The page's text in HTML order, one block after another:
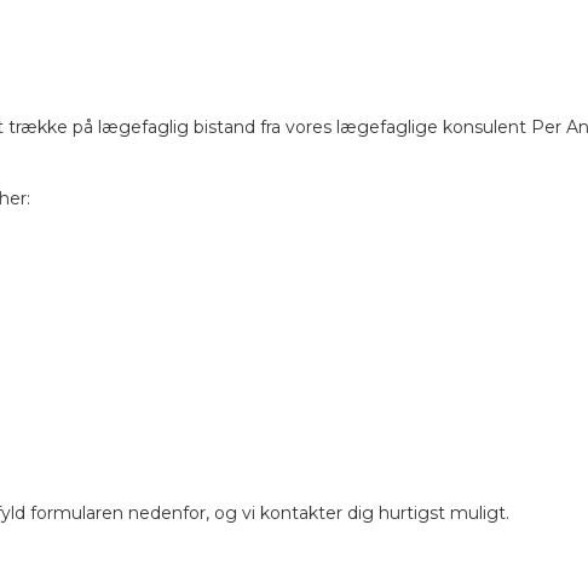
trække på lægefaglig bistand fra vores lægefaglige konsulent Per
formularen nedenfor, og vi kontakter dig hurtigst muligt.